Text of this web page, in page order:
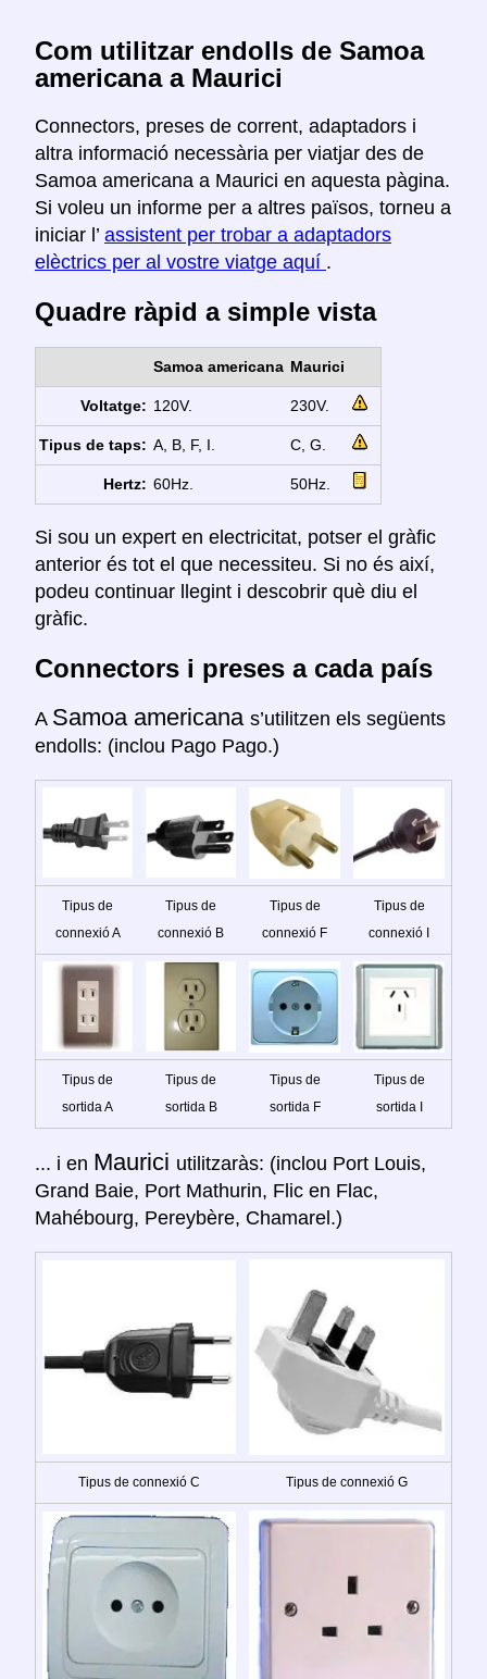
Com utilitzar endolls de Samoa
americana a Maurici
Connectors, preses de corrent, adaptadors i
altra informació necessària per viatjar des de
Samoa americana a Maurici en aquesta pàgina.
Si voleu un informe per a altres països, torneu a
iniciar l’ assistent per trobar a adaptadors
elèctrics per al vostre viatge aquí .
Quadre ràpid a simple vista
Samoa americana Maurici
Voltatge: 120V. 230V.
Tipus de taps: A, B, F, I. C, G.
Hertz: 60Hz. 50Hz.
Si sou un expert en electricitat, potser el gràfic
anterior és tot el que necessiteu. Si no és així,
podeu continuar llegint i descobrir què diu el
gràfic.
Connectors i preses a cada país
A Samoa americana s’utilitzen els següents
endolls: (inclou Pago Pago.)
Tipus de
connexió A
Tipus de
connexió B
Tipus de
connexió F
Tipus de
connexió I
Tipus de
sortida A
Tipus de
sortida B
Tipus de
sortida F
Tipus de
sortida I
... i en Maurici utilitzaràs: (inclou Port Louis,
Grand Baie, Port Mathurin, Flic en Flac,
Mahébourg, Pereybère, Chamarel.)
Tipus de connexió C Tipus de connexió G